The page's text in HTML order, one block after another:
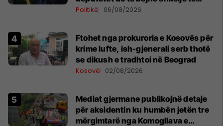
rëndë kushtetuese
Politikë 06/08/2026
Ftohet nga prokuroria e Kosovës për
krime lufte, ish-gjenerali serb thotë
se dikush e tradhtoi në Beograd
Kosovë 02/08/2026
Mediat gjermane publikojnë detaje
për aksidentin ku humbën jetën tre
mërgimtarë nga Komogllava e